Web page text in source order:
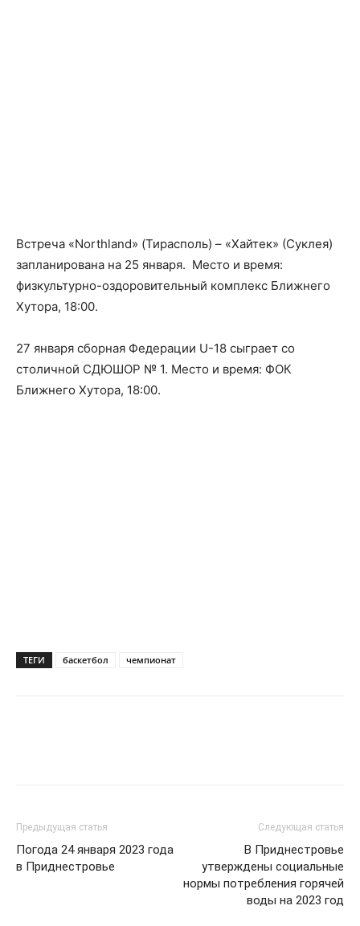
Встреча «Northland» (Тирасполь) – «Хайтек» (Суклея)
запланирована на 25 января. Место и время:
физкультурно-оздоровительный комплекс Ближнего
Хутора, 18:00.
27 января сборная Федерации U-18 сыграет со
столичной СДЮШОР № 1. Место и время: ФОК
Ближнего Хутора, 18:00.
ТЕГИ баскетбол чемпионат
Предыдущая статья
Погода 24 января 2023 года
в Приднестровье
Следующая статья
В Приднестровье
утверждены социальные
нормы потребления горячей
воды на 2023 год